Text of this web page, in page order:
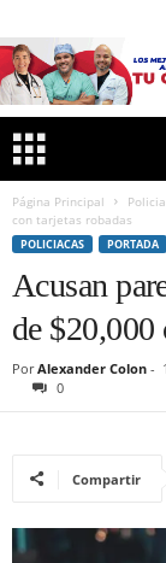
Página Principal
con tarjetas robadas
POLICIACAS PORTADA
Acusan
de $20,000
Por Alexander Colon -
0
Compartir